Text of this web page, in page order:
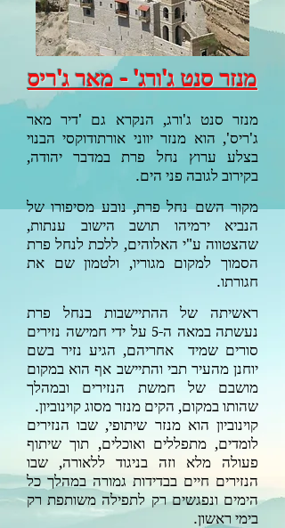
מנזר סנט ג'ורג' - מאר ג'ריס
מנזר סנט ג'ורג, הנקרא גם 'דיר מאר
ג'ריס', הוא מנזר יווני אורתודוקסי הבנוי
בצלע ערוץ נחל פרת במדבר יהודה,
בקירוב לגובה פני הים.
מקור השם נחל פרת, נובע מסיפורו של
הנביא ירמיהו תושב הישוב ענתות,
שהצטווה ע"י האלוהים, ללכת לנחל פרת
הסמוך למקום מגוריו, ולטמון שם את
חגורתו.
ראשיתה של ההתיישבות בנחל פרת
נעשתה במאה ה-5 על ידי חמישה נזירים
סורים שמיד אחריהם, הגיע נזיר בשם
יוחנן מהעיר תבי והתיישב אף הוא במקום
מושבם של חמשת הנזירים ובמהלך
שהותו במקום, הקים מנזר מסוג קוינוביון.
קוינוביון הואמנזר שיתופי, שבו הנזירים
לומדים, מתפללים ואוכלים, תוך שיתוף
פעולה מלא וזה בניגוד ללאורה, שבו
הנזירים חיים בבדידות גמורה במהלך כל
הימים ונפגשים רק לתפילה משותפת רק
בימי ראשון.